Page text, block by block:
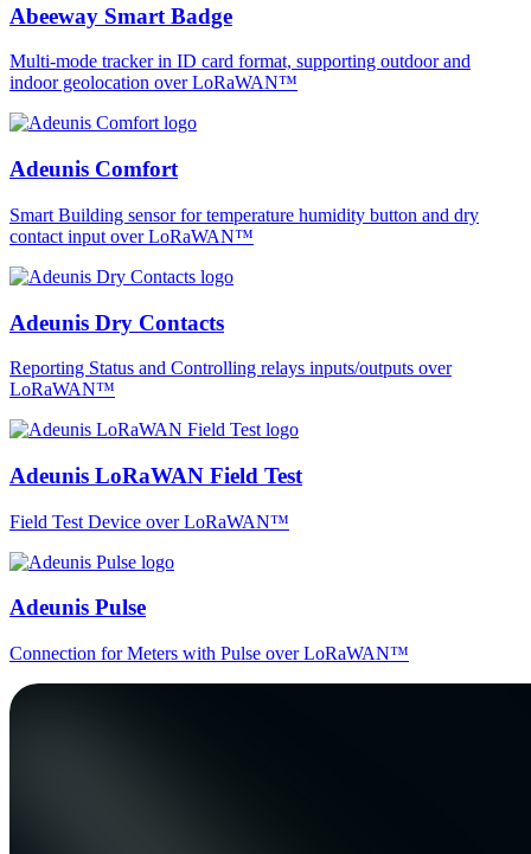
Abeeway Smart Badge
Multi-mode tracker in ID card format, supporting outdoor and
indoor geolocation over LoRaWAN™
Adeunis Comfort
Smart Building sensor for temperature humidity button and dry
contact input over LoRaWAN™
Adeunis Dry Contacts
Reporting Status and Controlling relays inputs/outputs over
LoRaWAN™
Adeunis LoRaWAN Field Test
Field Test Device over LoRaWAN™
Adeunis Pulse
Connection for Meters with Pulse over LoRaWAN™